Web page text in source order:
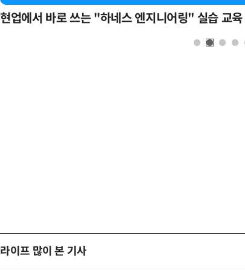
현업에서 바로 쓰는 "하네스 엔지니어링" 실습 교육
라이프 많이 본 기사